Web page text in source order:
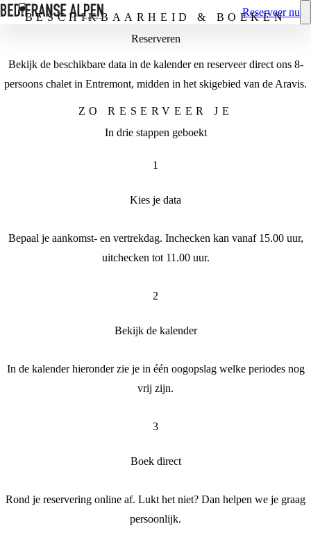
Reserveer nu
BESCHIKBAARHEID & BOEKEN
Reserveren
Bekijk de beschikbare data in de kalender en reserveer direct ons 8-
persoons chalet in Entremont, midden in het skigebied van de Aravis.
ZO RESERVEER JE
In drie stappen geboekt
1
Kies je data
Bepaal je aankomst- en vertrekdag. Inchecken kan vanaf 15.00 uur,
uitchecken tot 11.00 uur.
2
Bekijk de kalender
In de kalender hieronder zie je in één oogopslag welke periodes nog
vrij zijn.
3
Boek direct
Rond je reservering online af. Lukt het niet? Dan helpen we je graag
persoonlijk.